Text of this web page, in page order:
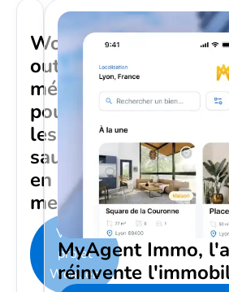
Woallen,
outil
métier
pour
les
sauveteurs
en
mer
Voir le
projet
Woallen
MyAgent Immo,
réinvente